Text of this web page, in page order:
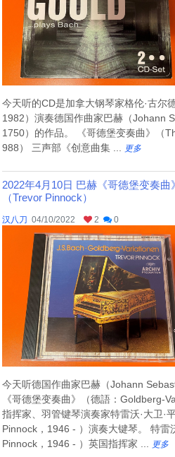
今天听的CD是加拿大钢琴家格伦·古尔
1982）演奏德国作曲家巴赫（Johann
1750）的作品。 《哥德堡变奏曲》（
988） 三声部《创意曲集 ...
更多
2022年4月10日 巴赫《哥德堡变奏曲
（Trevor Pinnock）
汉八刀 04/10/2022 2 0
今天听德国作曲家巴赫（Johann
《哥德堡变奏曲》（德語：Goldberg-
指挥家、羽管键琴演奏家特雷沃·大卫·
Pinnock，1946 - ）演奏大键琴。 特雷
Pinnock，1946 - ）英国指挥家 ...
更多